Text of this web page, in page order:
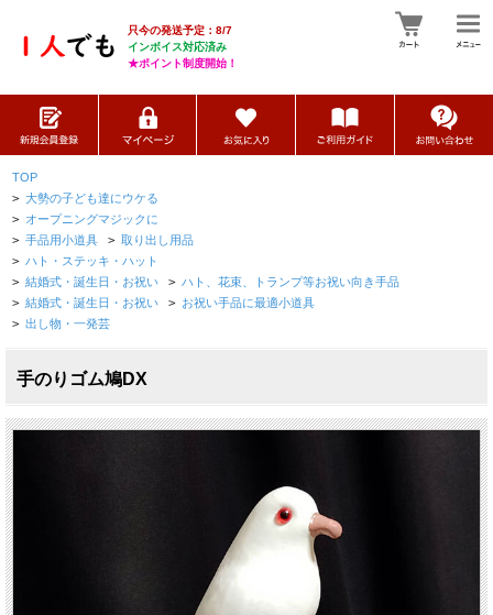
只今の発送予定：8/7
インボイス対応済み
★ポイント制度開始！
TOP
> 大勢の子ども達にウケる
> オープニングマジックに
> 手品用小道具 > 取り出し用品
> ハト・ステッキ・ハット
> 結婚式・誕生日・お祝い > ハト、花束、トランプ等お祝い向き手品
> 結婚式・誕生日・お祝い > お祝い手品に最適小道具
> 出し物・一発芸
手のりゴム鳩DX